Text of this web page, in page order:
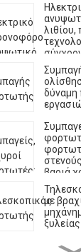
λιθίου,
βαριά
με
ξυλείας